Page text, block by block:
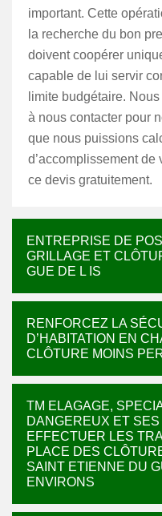
important. Cette
la recherche du bon
doivent coopérer
capable de lui servir
limite budgétaire.
à nous contacter pour
que nous puissions
d’accomplissement
ce devis gratuitement.
ENTREPRISE DE
GRILLAGE ET
GUE DE L IS
RENFORCEZ LA
D’HABITATION EN
CLÔTURE MOINS
TM ELAGAGE,
DANGEREUX ET
EFFECTUER LES
PLACE DES
SAINT ETIENNE DU
ENVIRONS